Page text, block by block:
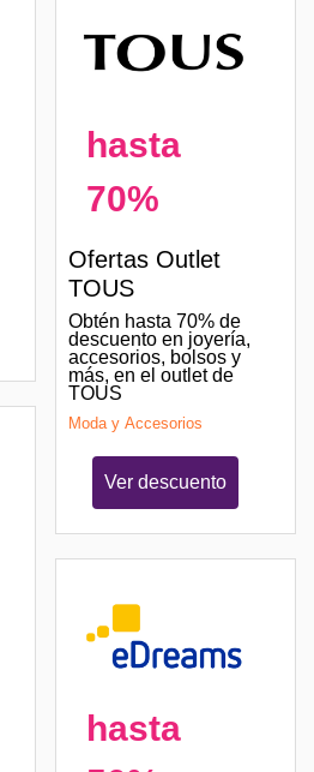
hasta
70%
Ofertas Outlet
TOUS
Obtén hasta 70% de
descuento en joyería,
accesorios, bolsos y
más, en el outlet de
TOUS
Moda y Accesorios
Ver descuento
hasta